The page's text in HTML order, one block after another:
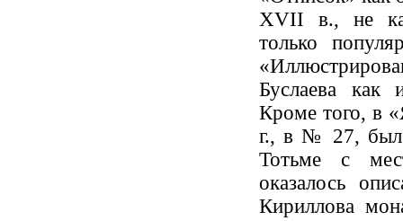
XVII в., не
только
Буслаева как
Кроме того, в
г., в № 27, был
Тотьме с
оказалось
Кириллова